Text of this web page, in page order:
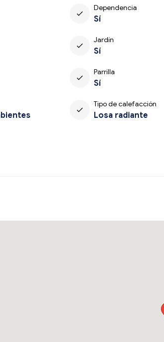
check
Dependencia
Sí
check
Jardín
Sí
check
Parrilla
Sí
check
Tipo de calefacción
Losa radiante